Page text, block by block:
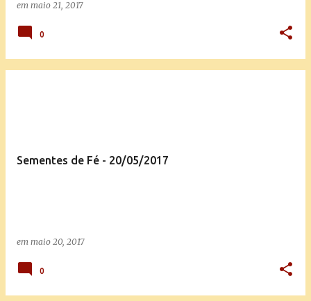
em maio 21, 2017
0
Sementes de Fé - 20/05/2017
em maio 20, 2017
0